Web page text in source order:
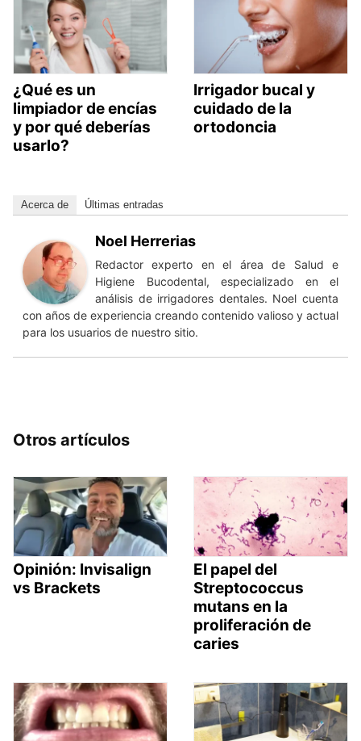
¿Qué es un
limpiador de encías
y por qué deberías
usarlo?
Irrigador bucal y
cuidado de la
ortodoncia
Acerca de Últimas entradas
Noel Herrerias
Redactor experto en el área de Salud e
Higiene Bucodental, especializado en el
análisis de irrigadores dentales. Noel cuenta
con años de experiencia creando contenido valioso y actual
para los usuarios de nuestro sitio.
Otros artículos
Opinión: Invisalign
vs Brackets
El papel del
Streptococcus
mutans en la
proliferación de
caries